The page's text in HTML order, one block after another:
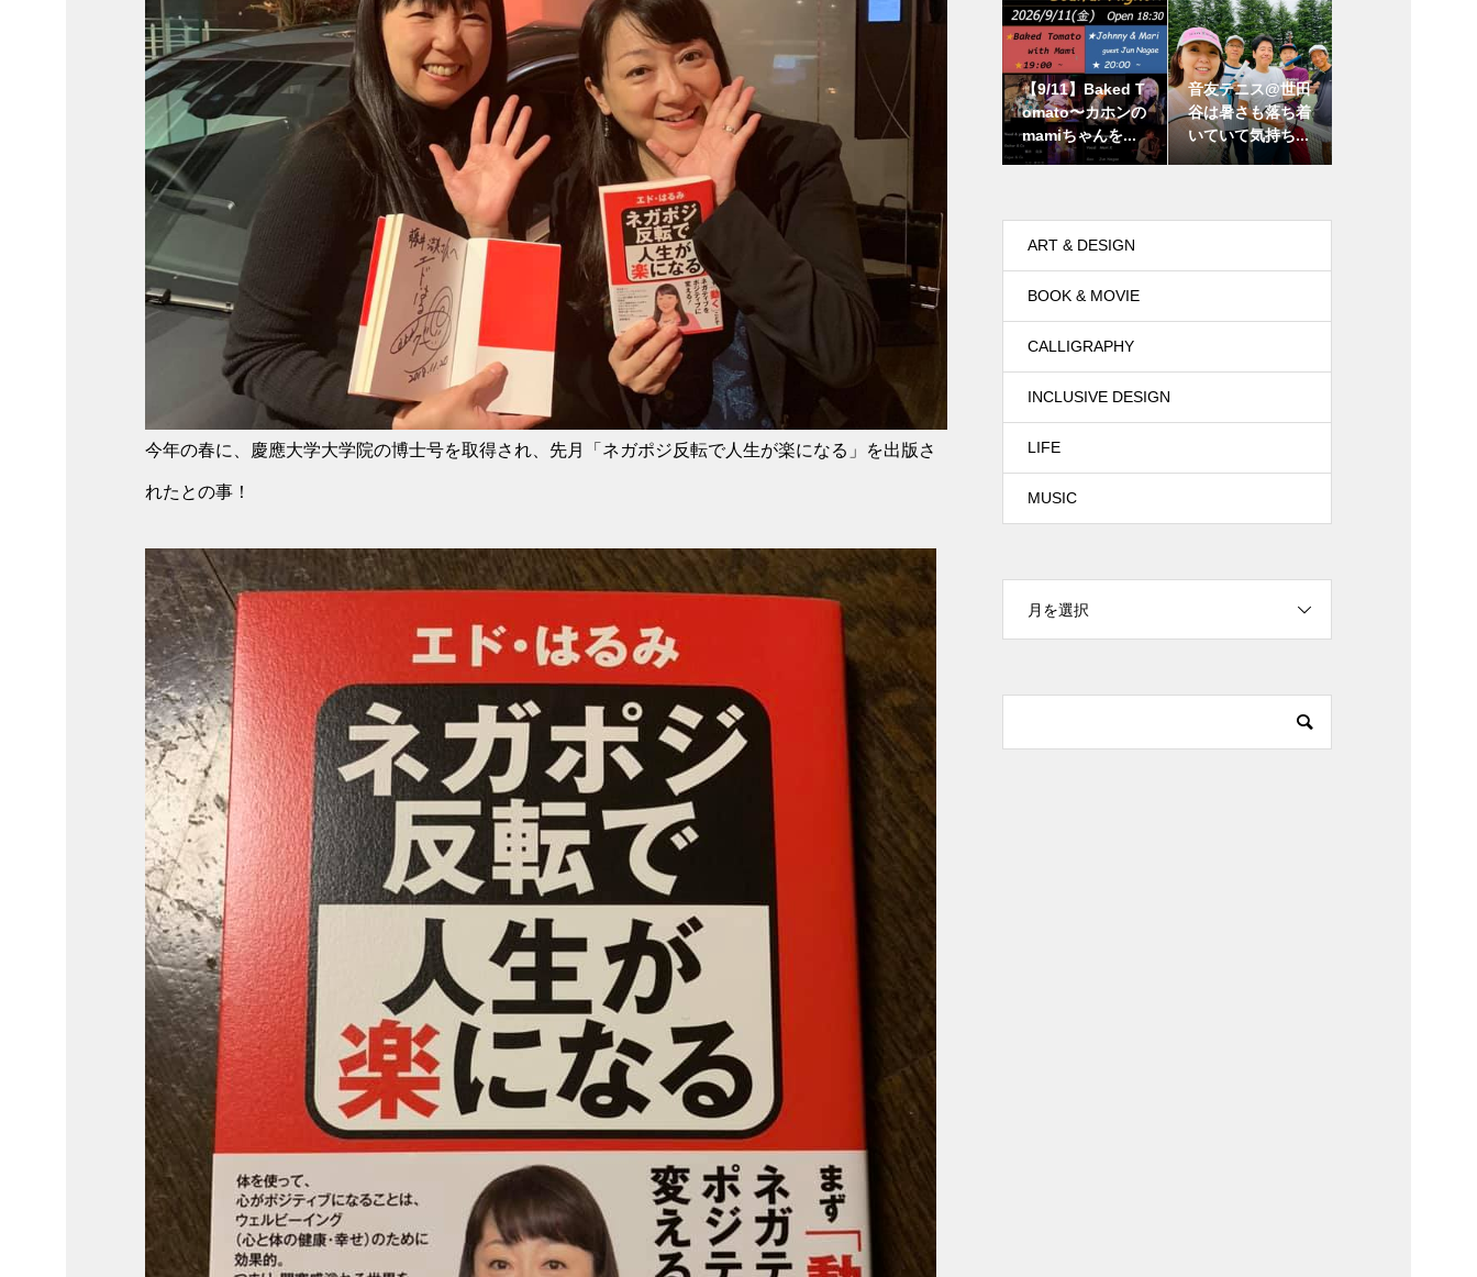
今年の春に、慶應大学大学院の博士号を取得され、先月「ネガポジ反転で人生が楽になる」を出版さ
れたとの事！
【9/11】Baked T
omato〜カホンの
mamiちゃんを...
音友テニス@世田
谷は暑さも落ち着
いていて気持ち...
ART & DESIGN
BOOK & MOVIE
CALLIGRAPHY
INCLUSIVE DESIGN
LIFE
MUSIC
月を選択